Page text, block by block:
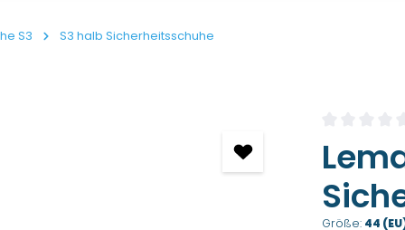
S3 S3 halb Sicherheitsschuhe
Größe: 44